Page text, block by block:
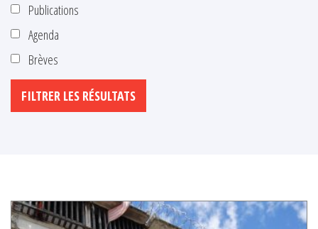
Publications
Agenda
Brèves